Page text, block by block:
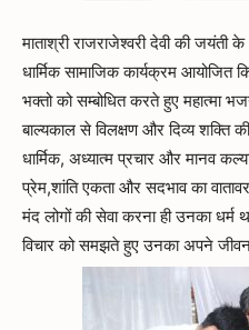
माताश्री राजराजेश्वरी देवी की जयंती
धार्मिक सामाजिक कार्यक्रम
भक्तो को सम्बोधित करते हुए महात्मा
बाल्यकाल से विलक्षण और दिव्य शक्ति
धार्मिक, अध्यात्म प्रचार और मानव
प्रेम,शांति एकता और सदभाव का
मंद लोगों की सेवा करना ही उनका
विचार को समझते हुए उनका अपने